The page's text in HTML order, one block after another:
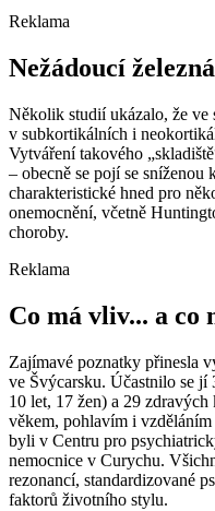
Reklama
Nežádoucí
Několik studií ukázalo, že ve
v subkortikálních i
Vytváření takového
–⁠ obecně se pojí se
charakteristické hned pro
onemocnění, včetně
choroby.
Reklama
Co má vliv... a co
Zajímavé poznatky přinesla
ve Švýcarsku. Účastnilo se
10 let, 17 žen) a 29
věkem, pohlavím i
byli v Centru pro
nemocnice v Curychu.
rezonancí, standardizované
faktorů životního stylu.